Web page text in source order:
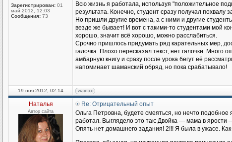
Зарегистрирован: 01
май 2012, 12:03
Сообщения: 73
Всю жизнь я работала, используя "положительное
результата. Конечно, студент сразу получал
Но пришли другие времена, а с ними и другие
везде же бывает! И вот с такими-то студентами мой
хорошо, значит всё хорошо, можно расслабиться.
Срочно пришлось придумать ряд карательных мер,
галочка. Плохо пересказал текст, нет галочки.
амбарную книгу и сразу после урока бегут её
напоминает шаманский обряд, но пока срабатывало!
19 ноя 2012, 02:14
Наталья
Автор сайта
Re: Отрицательный опыт
Ольга Петровна, будете смеяться, но нечто
работал. Выглядело это так: Двойка — мама в
Опять нет домашнего задания! 2!!! Я была в ужасе.